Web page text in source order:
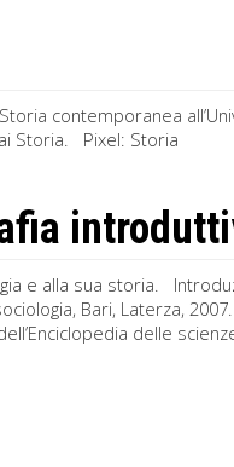
contemporanea
Storia. Pixel: Storia
e alla sua storia.
Bari, Laterza,
delle